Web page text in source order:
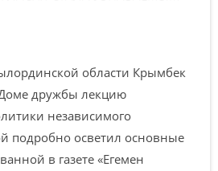
области Крымбек
дружбы лекцию
независимого
подробно осветил основные
в газете «Егемен